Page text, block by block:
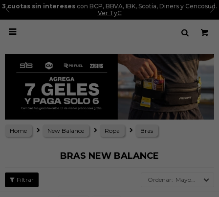
3 cuotas sin intereses con BCP, BBVA, IBK, Scotia, Diners y Cencosud.
Ver TyC

Home New Balance Ropa Bras
BRAS NEW BALANCE
Mayor precio